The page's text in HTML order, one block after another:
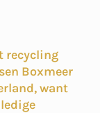
recycling
Boxmeer
want